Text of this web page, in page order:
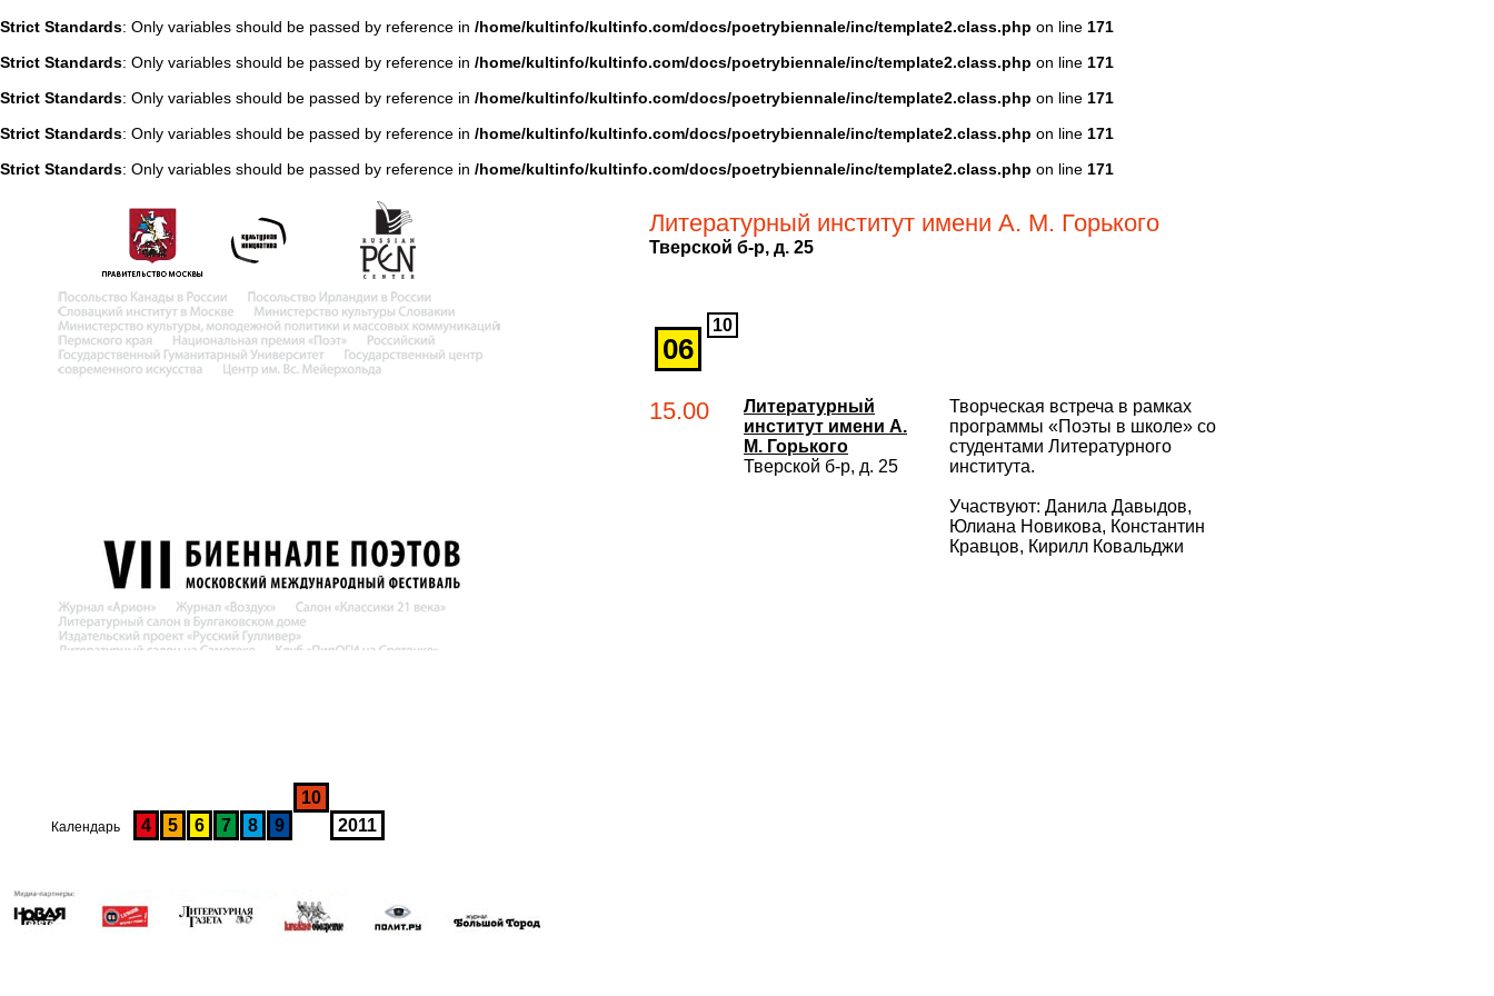
Strict Standards: Only variables should be passed by reference in /home/kultinfo/kultinfo.com/docs/poetrybiennale/inc/template2.class.php on line 171
Strict Standards: Only variables should be passed by reference in /home/kultinfo/kultinfo.com/docs/poetrybiennale/inc/template2.class.php on line 171
Strict Standards: Only variables should be passed by reference in /home/kultinfo/kultinfo.com/docs/poetrybiennale/inc/template2.class.php on line 171
Strict Standards: Only variables should be passed by reference in /home/kultinfo/kultinfo.com/docs/poetrybiennale/inc/template2.class.php on line 171
Strict Standards: Only variables should be passed by reference in /home/kultinfo/kultinfo.com/docs/poetrybiennale/inc/template2.class.php on line 171
Календарь 4 5 6 7 8 9
10
2011
Литературный институт имени А. М. Горького
Тверской б-р, д. 25
06
10
15.00
Литературный
институт имени А.
М. Горького
Тверской б-р, д. 25
Творческая встреча в рамках
программы «Поэты в школе» со
студентами Литературного
института.
Участвуют: Данила Давыдов,
Юлиана Новикова, Константин
Кравцов, Кирилл Ковальджи